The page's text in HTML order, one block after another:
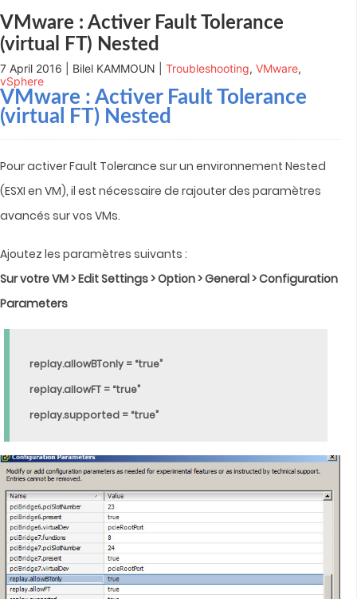
VMware : Activer Fault Tolerance
(virtual FT) Nested
7 April 2016 | Bilel KAMMOUN | Troubleshooting, VMware,
vSphere
VMware : Activer Fault Tolerance
(virtual FT) Nested
Pour activer Fault Tolerance sur un environnement Nested
(ESXI en VM), il est nécessaire de rajouter des paramètres
avancés sur vos VMs.
Ajoutez les paramètres suivants :
Sur votre VM > Edit Settings > Option > General > Configuration
Parameters
replay.allowBTonly = “true”
replay.allowFT = “true”
replay.supported = “true”